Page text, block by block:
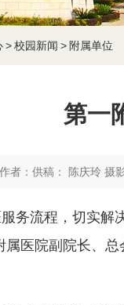
> 校园新闻 > 附属单位
第一
作者： 供稿： 陈庆玲 摄
务流程，切实解
属医院副院长、